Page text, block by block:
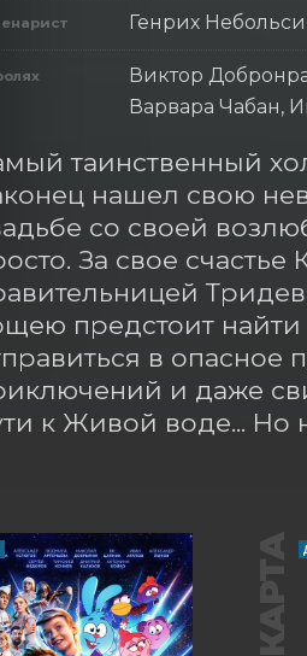
Генрих
Виктор
Варвара Чабан,
таинственный
нашел свою
со своей
За свое
предстоит
в опасное
и даже
к Живой воде... Но